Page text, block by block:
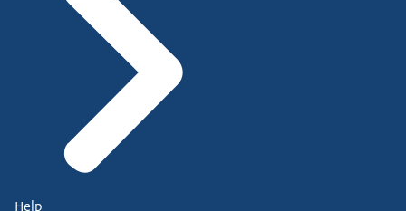
Help